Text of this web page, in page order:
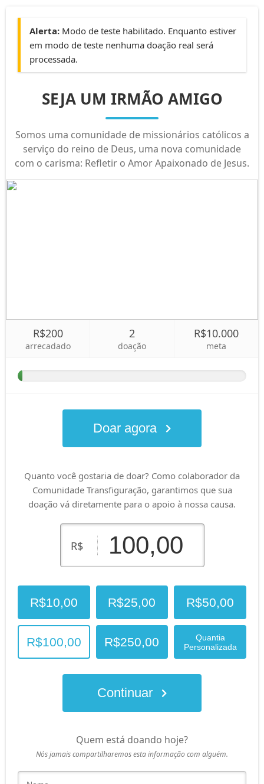
Alerta: Modo de teste habilitado. Enquanto estiver
em modo de teste nenhuma doação real será
processada.
SEJA UM IRMÃO AMIGO
Somos uma comunidade de missionários católicos a
serviço do reino de Deus, uma nova comunidade
com o carisma: Refletir o Amor Apaixonado de Jesus.
R$200
arrecadado
2
doação
R$10.000
meta
Doar agora
Quanto você gostaria de doar? Como colaborador da
Comunidade Transfiguração, garantimos que sua
doação vá diretamente para o apoio à nossa causa.
R$
R$10,00 R$25,00 R$50,00
R$100,00 R$250,00
Quantia
Personalizada
Continuar
Quem está doando hoje?
Nós jamais compartilharemos esta informação com alguém.